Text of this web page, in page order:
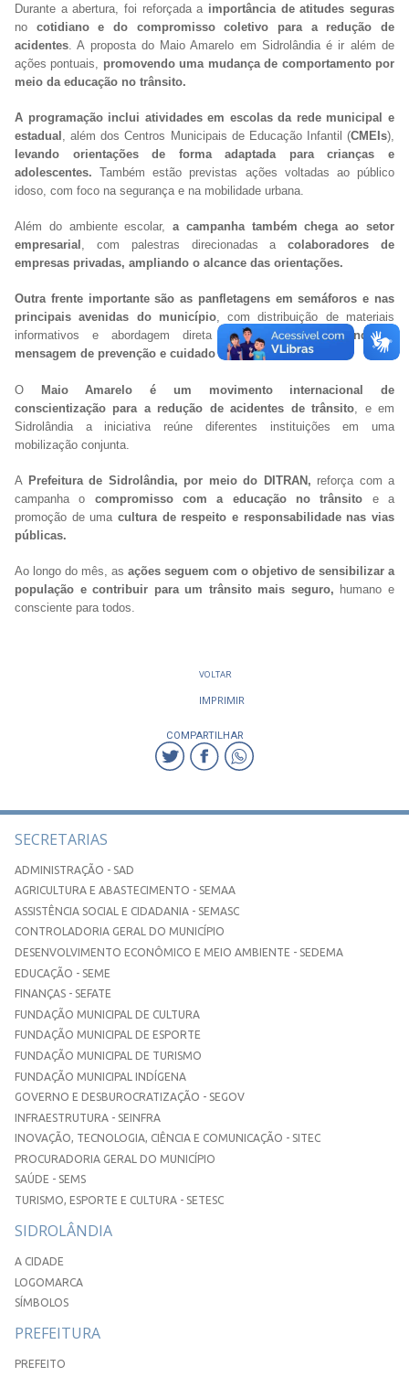
Durante a abertura, foi reforçada a importância de atitudes seguras
no cotidiano e do compromisso coletivo para a redução de
acidentes . A proposta do Maio Amarelo em Sidrolândia é ir além de
ações pontuais,
promovendo uma mudança de comportamento por
meio da educação no trânsito.
A programação inclui atividades em escolas da rede municipal e
estadual
, além dos Centros Municipais de Educação Infantil (CMEIs),
levando orientações de forma adaptada para crianças e
adolescentes. Também estão previstas ações voltadas ao público
idoso, com foco na segurança e na mobilidade urbana.
Além do ambiente escolar, a campanha também chega ao setor
empresarial , com palestras direcionadas acolaboradores de
empresas privadas, ampliando o alcance das orientações.
Outra frente importante são as panfletagens em semáforos e nas
principais avenidas do município, com distribuição de materiais
informativos e abordagem direta à população,reforçando a
mensagem de prevenção e cuidado no trânsito.
O Maio Amarelo é um movimento internacional de
conscientização para a redução de acidentes de trânsito , e em
Sidrolândia a iniciativa reúne diferentes instituições em uma
mobilização conjunta.
A Prefeitura de Sidrolândia, por meio do DITRAN, reforça com a
campanha o compromisso com a educação no trânsito e a
promoção de uma cultura de respeito e responsabilidade nas vias
públicas.
Ao longo do mês, as ações seguem com o objetivo de sensibilizar a
população e contribuir para um trânsito mais seguro, humano e
consciente para todos.
VOLTAR
IMPRIMIR
COMPARTILHAR
SECRETARIAS
ADMINISTRAÇÃO - SAD
AGRICULTURA E ABASTECIMENTO - SEMAA
ASSISTÊNCIA SOCIAL E CIDADANIA - SEMASC
CONTROLADORIA GERAL DO MUNICÍPIO
DESENVOLVIMENTO ECONÔMICO E MEIO AMBIENTE - SEDEMA
EDUCAÇÃO - SEME
FINANÇAS - SEFATE
FUNDAÇÃO MUNICIPAL DE CULTURA
FUNDAÇÃO MUNICIPAL DE ESPORTE
FUNDAÇÃO MUNICIPAL DE TURISMO
FUNDAÇÃO MUNICIPAL INDÍGENA
GOVERNO E DESBUROCRATIZAÇÃO - SEGOV
INFRAESTRUTURA - SEINFRA
INOVAÇÃO, TECNOLOGIA, CIÊNCIA E COMUNICAÇÃO - SITEC
PROCURADORIA GERAL DO MUNICÍPIO
SAÚDE - SEMS
TURISMO, ESPORTE E CULTURA - SETESC
SIDROLÂNDIA
A CIDADE
LOGOMARCA
SÍMBOLOS
PREFEITURA
PREFEITO